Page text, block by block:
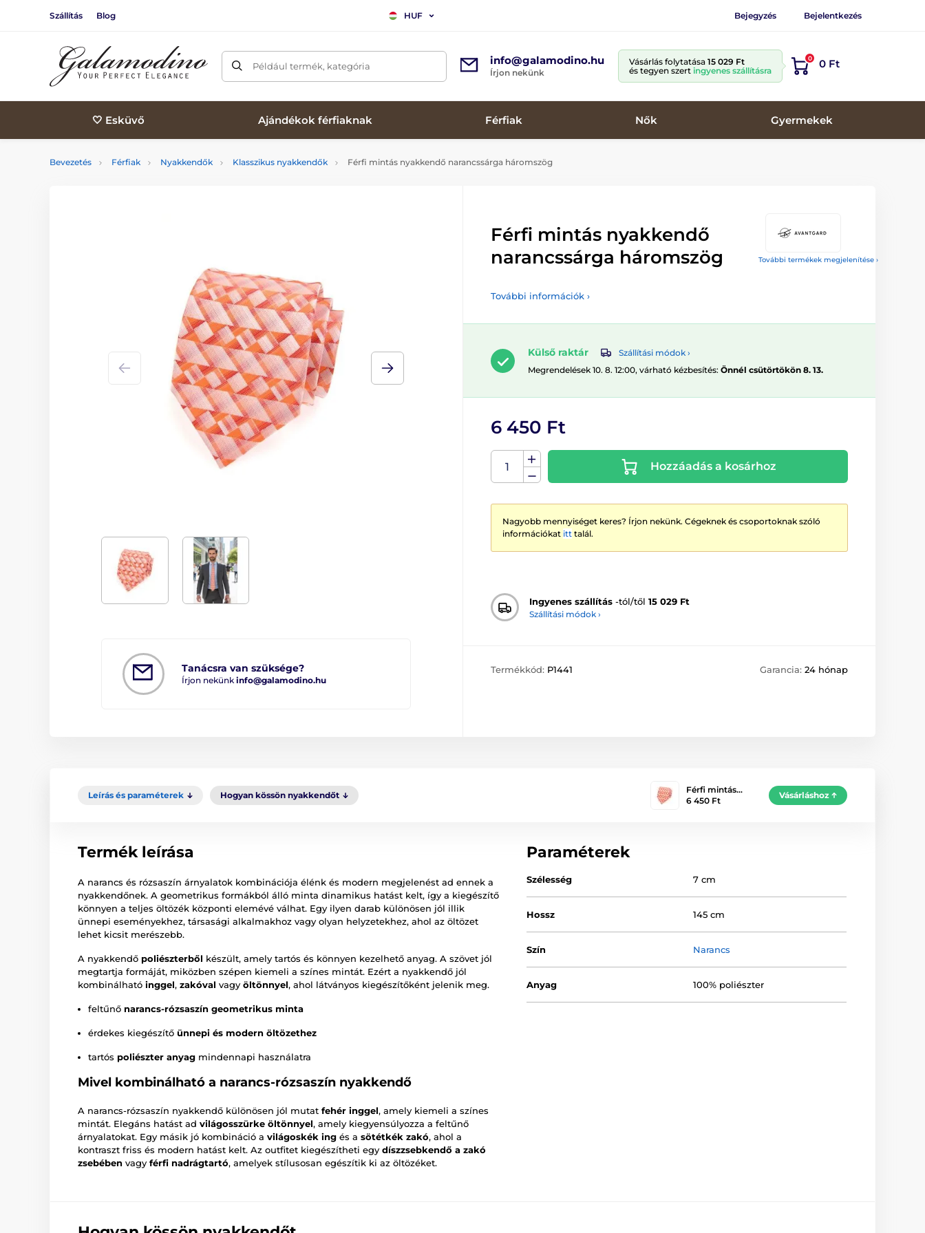
Szállítás Blog HUF Bejegyzés Bejelentkezés
Például termék, kategória info@galamodino.hu
Írjon nekünk
Vásárlás folytatása 15 029 Ft
és tegyen szert ingyenes szállításra
0 0 Ft
🤍 Esküvő Ajándékok férfiaknak Férfiak Nők Gyermekek
Bevezetés Férfiak Nyakkendők Klasszikus nyakkendők Férfi mintás nyakkendő narancssárga háromszög
További termékek megjelenítése ›
Tanácsra van szüksége?
Írjon nekünk info@galamodino.hu
Férfi mintás nyakkendő
narancssárga háromszög
További információk ›
Külső raktár
Szállítási módok ›
Megrendelések 10. 8. 12:00, várható kézbesítés: Önnél csütörtökön 8. 13.
6 450 Ft
Hozzáadás a kosárhoz
Nagyobb mennyiséget keres? Írjon nekünk. Cégeknek és csoportoknak szóló
információkat itt talál.
Ingyenes szállítás -tól/től 15 029 Ft
Szállítási módok ›
Termékkód: P1441 Garancia: 24 hónap
Leírás és paraméterek Hogyan kössön nyakkendőt
Férfi mintás…
6 450 Ft
Vásárláshoz
Termék leírása
A narancs és rózsaszín árnyalatok kombinációja élénk és modern megjelenést ad ennek a
nyakkendőnek. A geometrikus formákból álló minta dinamikus hatást kelt, így a kiegészítő
könnyen a teljes öltözék központi elemévé válhat. Egy ilyen darab különösen jól illik
ünnepi eseményekhez, társasági alkalmakhoz vagy olyan helyzetekhez, ahol az öltözet
lehet kicsit merészebb.
A nyakkendő poliészterből készült, amely tartós és könnyen kezelhető anyag. A szövet jól
megtartja formáját, miközben szépen kiemeli a színes mintát. Ezért a nyakkendő jól
kombinálható inggel, zakóval vagy öltönnyel, ahol látványos kiegészítőként jelenik meg.
feltűnő narancs-rózsaszín geometrikus minta
érdekes kiegészítő ünnepi és modern öltözethez
tartós poliészter anyag mindennapi használatra
Mivel kombinálható a narancs-rózsaszín nyakkendő
A narancs-rózsaszín nyakkendő különösen jól mutat fehér inggel, amely kiemeli a színes
mintát. Elegáns hatást ad világosszürke öltönnyel, amely kiegyensúlyozza a feltűnő
árnyalatokat. Egy másik jó kombináció a világoskék ing és a sötétkék zakó, ahol a
kontraszt friss és modern hatást kelt. Az outfitet kiegészítheti egy díszzsebkendő a zakó
zsebében vagy férfi nadrágtartó, amelyek stílusosan egészítik ki az öltözéket.
Paraméterek
Szélesség 7 cm
Hossz 145 cm
Szín Narancs
Anyag 100% poliészter